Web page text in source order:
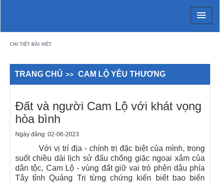
Chi tiết bài viết - Xã Cam Lộ
CHI TIẾT BÀI VIẾT
TRANG CHỦ CAM LỘ YÊU THƯƠNG
Đất và người Cam Lộ với khát vọng
hòa bình
Ngày đăng: 02-06-2023
Với vị trí địa - chính trị đặc biệt của mình, trong
suốt chiều dài lịch sử đấu chống giặc ngoại xâm của
dân tộc, Cam Lộ - vùng đất giữ vai trò phên dậu phía
Tây tỉnh Quảng Trị từng chứng kiến biết bao biến